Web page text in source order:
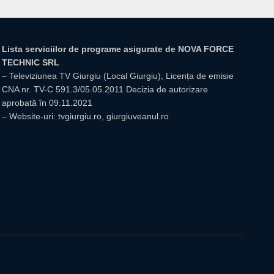
Lista serviciilor de programe asigurate de NOVA FORCE
TECHNIC SRL
– Televiziunea TV Giurgiu (Local Giurgiu), Licența de emisie
CNA nr. TV-C 591.3/05.05.2011 Decizia de autorizare
aprobată în 09.11.2021
– Website-uri: tvgiurgiu.ro, giurgiuveanul.ro